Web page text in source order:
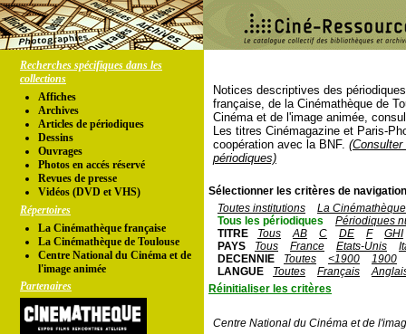
Recherches spécifiques dans les
collections
Affiches
Archives
Articles de périodiques
Dessins
Ouvrages
Photos en accés réservé
Revues de presse
Vidéos (DVD et VHS)
Répertoires
La Cinémathèque française
La Cinémathèque de Toulouse
Centre National du Cinéma et de
l'image animée
Partenaires
Notices descriptives des
française, de la Cinémathèque de
Cinéma et de l'image animée,
Les titres Cinémagazine et Paris-
coopération avec la BNF.
périodiques)
Sélectionner les critères de
Toutes institutions
La
Tous les périodiques
Périodiques
TITRE
Tous AB C DE F
GHI
PAYS
Tous France Etats-Unis
DECENNIE
Toutes <1900
1900
LANGUE
Toutes Français
Réinitialiser les critères
Centre National du Cinéma et de